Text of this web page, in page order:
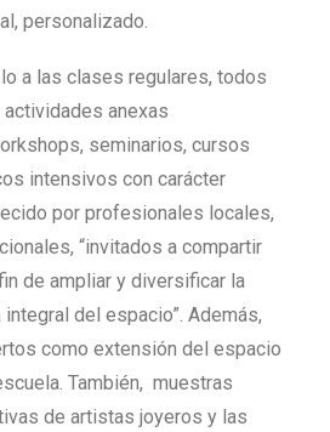
personalizado.
a las clases regulares, todos
anexas
seminarios, cursos
intensivos con carácter
por profesionales locales,
“invitados a compartir
de ampliar y diversificar la
del espacio”. Además,
como extensión del espacio
También, muestras
de artistas joyeros y las